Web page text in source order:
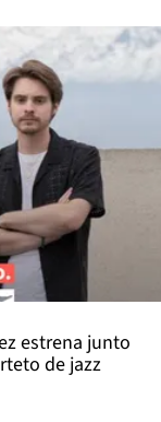
estrena junto
de jazz